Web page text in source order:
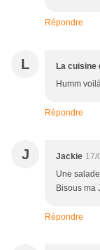
Répondre
L La cuisine
Humm
Répondre
J Jackie 17/
Une
Bisous ma
Répondre